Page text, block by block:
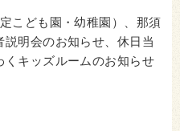
こども園・幼稚園）、那須
明会のお知らせ、休日当
キッズルームのお知らせ